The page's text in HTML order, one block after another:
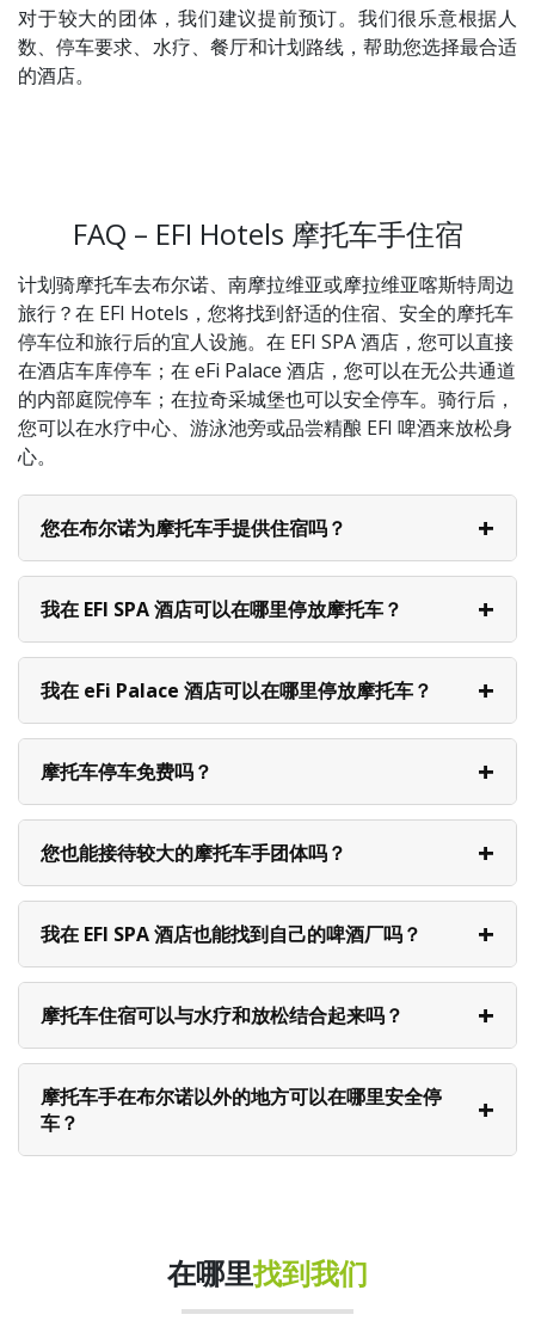
对于较大的团体，我们建议提前预订。我们很乐意根据人
数、停车要求、水疗、餐厅和计划路线，帮助您选择最合适
的酒店。
FAQ – EFI Hotels 摩托车手住宿
计划骑摩托车去布尔诺、南摩拉维亚或摩拉维亚喀斯特周边
旅行？在 EFI Hotels，您将找到舒适的住宿、安全的摩托车
停车位和旅行后的宜人设施。在 EFI SPA 酒店，您可以直接
在酒店车库停车；在 eFi Palace 酒店，您可以在无公共通道
的内部庭院停车；在拉奇采城堡也可以安全停车。骑行后，
您可以在水疗中心、游泳池旁或品尝精酿 EFI 啤酒来放松身
心。
您在布尔诺为摩托车手提供住宿吗？
我在 EFI SPA 酒店可以在哪里停放摩托车？
我在 eFi Palace 酒店可以在哪里停放摩托车？
摩托车停车免费吗？
您也能接待较大的摩托车手团体吗？
我在 EFI SPA 酒店也能找到自己的啤酒厂吗？
摩托车住宿可以与水疗和放松结合起来吗？
摩托车手在布尔诺以外的地方可以在哪里安全停
车？
在哪里找到我们